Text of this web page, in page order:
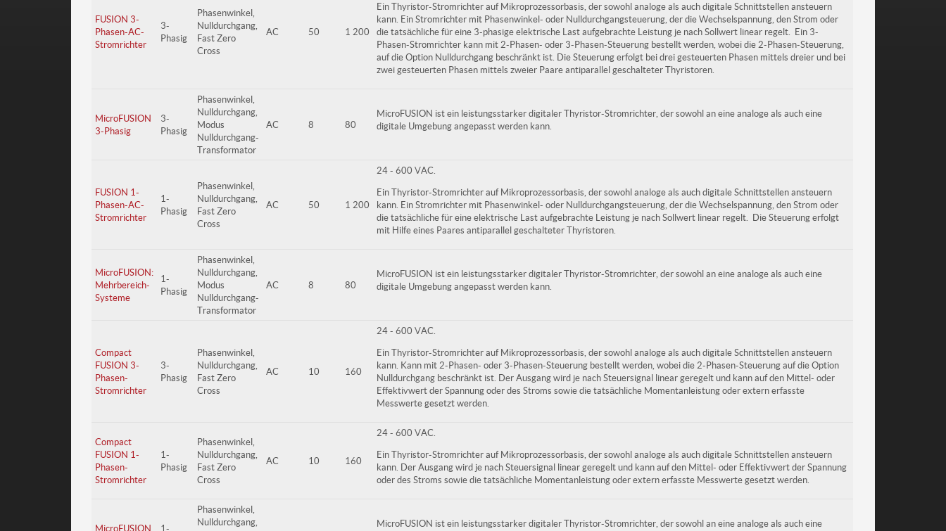
FUSION 3-
Phasen-AC-
Stromrichter
3-
Phasig
Phasenwinkel,
Nulldurchgang,
Fast Zero
Cross
AC 50 1 200
Ein Thyristor-Stromrichter auf Mikroprozessorbasis, der sowohl analoge als auch digitale Schnittstellen ansteuern
kann. Ein Stromrichter mit Phasenwinkel- oder Nulldurchgangsteuerung, der die Wechselspannung, den Strom oder
die tatsächliche für eine 3-phasige elektrische Last aufgebrachte Leistung je nach Sollwert linear regelt. Ein 3-
Phasen-Stromrichter kann mit 2-Phasen- oder 3-Phasen-Steuerung bestellt werden, wobei die 2-Phasen-Steuerung,
auf die Option Nulldurchgang beschränkt ist. Die Steuerung erfolgt bei drei gesteuerten Phasen mittels dreier und bei
zwei gesteuerten Phasen mittels zweier Paare antiparallel geschalteter Thyristoren.
MicroFUSION
3-Phasig
3-
Phasig
Phasenwinkel,
Nulldurchgang,
Modus
Nulldurchgang-
Transformator
AC 8 80
MicroFUSION ist ein leistungsstarker digitaler Thyristor-Stromrichter, der sowohl an eine analoge als auch eine
digitale Umgebung angepasst werden kann.
FUSION 1-
Phasen-AC-
Stromrichter
1-
Phasig
Phasenwinkel,
Nulldurchgang,
Fast Zero
Cross
AC 50 1 200
24 - 600 VAC.
Ein Thyristor-Stromrichter auf Mikroprozessorbasis, der sowohl analoge als auch digitale Schnittstellen ansteuern
kann. Ein Stromrichter mit Phasenwinkel- oder Nulldurchgangsteuerung, der die Wechselspannung, den Strom oder
die tatsächliche für eine elektrische Last aufgebrachte Leistung je nach Sollwert linear regelt. Die Steuerung erfolgt
mit Hilfe eines Paares antiparallel geschalteter Thyristoren.
MicroFUSION:
Mehrbereich-
Systeme
1-
Phasig
Phasenwinkel,
Nulldurchgang,
Modus
Nulldurchgang-
Transformator
AC 8 80
MicroFUSION ist ein leistungsstarker digitaler Thyristor-Stromrichter, der sowohl an eine analoge als auch eine
digitale Umgebung angepasst werden kann.
Compact
FUSION 3-
Phasen-
Stromrichter
3-
Phasig
Phasenwinkel,
Nulldurchgang,
Fast Zero
Cross
AC 10 160
24 - 600 VAC.
Ein Thyristor-Stromrichter auf Mikroprozessorbasis, der sowohl analoge als auch digitale Schnittstellen ansteuern
kann. Kann mit 2-Phasen- oder 3-Phasen-Steuerung bestellt werden, wobei die 2-Phasen-Steuerung auf die Option
Nulldurchgang beschränkt ist. Der Ausgang wird je nach Steuersignal linear geregelt und kann auf den Mittel- oder
Effektivwert der Spannung oder des Stroms sowie die tatsächliche Momentanleistung oder extern erfasste
Messwerte gesetzt werden.
Compact
FUSION 1-
Phasen-
Stromrichter
1-
Phasig
Phasenwinkel,
Nulldurchgang,
Fast Zero
Cross
AC 10 160
24 - 600 VAC.
Ein Thyristor-Stromrichter auf Mikroprozessorbasis, der sowohl analoge als auch digitale Schnittstellen ansteuern
kann. Der Ausgang wird je nach Steuersignal linear geregelt und kann auf den Mittel- oder Effektivwert der Spannung
oder des Stroms sowie die tatsächliche Momentanleistung oder extern erfasste Messwerte gesetzt werden.
MicroFUSION 1-
Phasenwinkel,
Nulldurchgang,
MicroFUSION ist ein leistungsstarker digitaler Thyristor-Stromrichter, der sowohl an eine analoge als auch eine